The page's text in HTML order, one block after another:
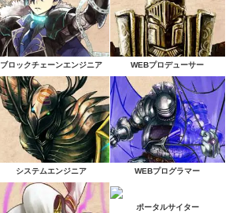
ブロックチェーンエンジニア WEBプロデューサー
システムエンジニア WEBプログラマー
ポータルサイター